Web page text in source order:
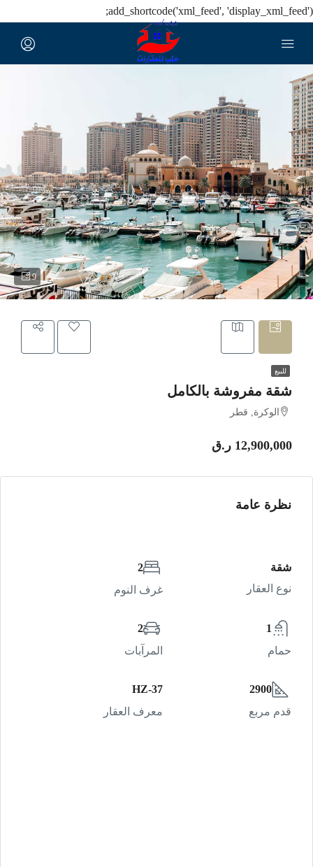
add_shortcode('xml_feed', 'display_xml_feed');
9
للبيع
شقة مفروشة بالكامل
الوكرة, قطر
12,900,000 ر.ق
نظرة عامة
شقة
نوع العقار
2
غرف النوم
1
حمام
2
المرآبات
2900
قدم مربع
HZ-37
معرف العقار